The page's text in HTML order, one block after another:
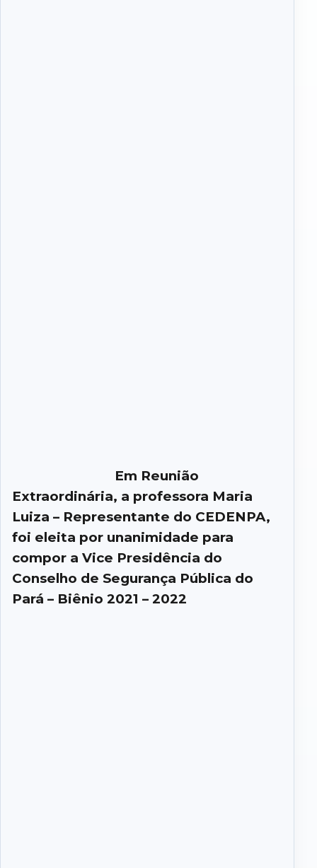
Em Reunião
Extraordinária, a professora Maria
Luiza – Representante do CEDENPA,
foi eleita por unanimidade para
compor a Vice Presidência do
Conselho de Segurança Pública do
Pará – Biênio 2021 – 2022